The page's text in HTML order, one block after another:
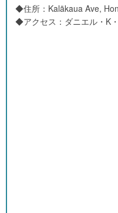
◆住所：Kalākaua Ave,
◆アクセス：ダニエル・K